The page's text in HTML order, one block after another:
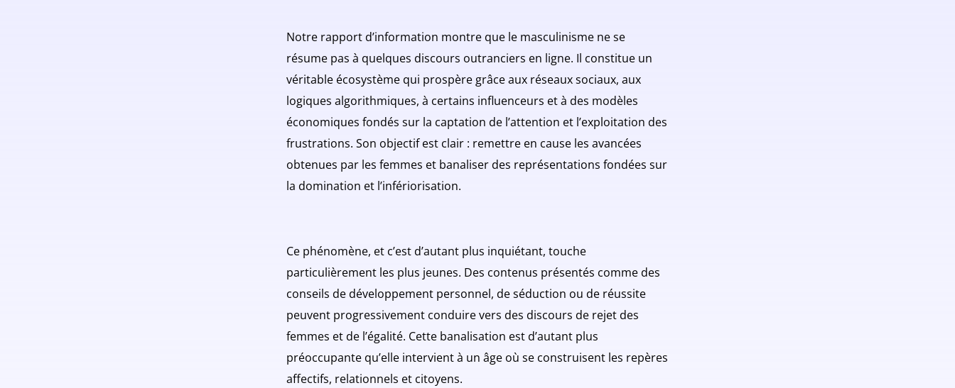
Notre rapport d’information montre que le masculinisme ne se
résume pas à quelques discours outranciers en ligne. Il constitue un
véritable écosystème qui prospère grâce aux réseaux sociaux, aux
logiques algorithmiques, à certains influenceurs et à des modèles
économiques fondés sur la captation de l’attention et l’exploitation des
frustrations. Son objectif est clair : remettre en cause les avancées
obtenues par les femmes et banaliser des représentations fondées sur
la domination et l’infériorisation.
Ce phénomène, et c’est d’autant plus inquiétant, touche
particulièrement les plus jeunes. Des contenus présentés comme des
conseils de développement personnel, de séduction ou de réussite
peuvent progressivement conduire vers des discours de rejet des
femmes et de l’égalité. Cette banalisation est d’autant plus
préoccupante qu’elle intervient à un âge où se construisent les repères
affectifs, relationnels et citoyens.